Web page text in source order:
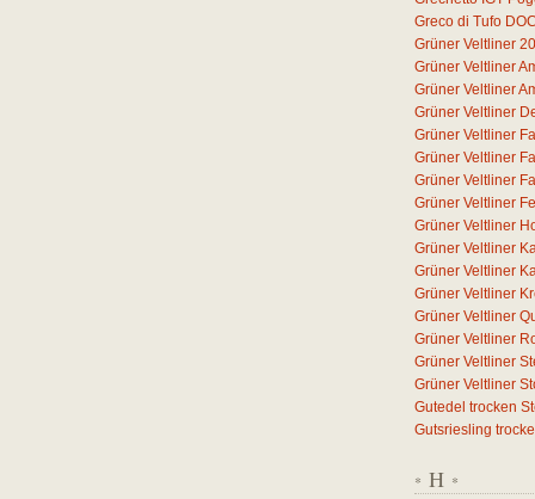
Greco di Tufo
Grüner Veltliner
Grüner Veltliner
Grüner Veltliner
Grüner Veltliner
Grüner Veltliner
Grüner Veltliner
Grüner Veltliner
Grüner Veltliner
Grüner Veltliner
Grüner Veltliner
Grüner Veltliner
Grüner Veltliner
Grüner Veltliner
Grüner Veltliner
Grüner Veltliner
Grüner Veltliner
Gutedel trocken
Gutsriesling
* H *